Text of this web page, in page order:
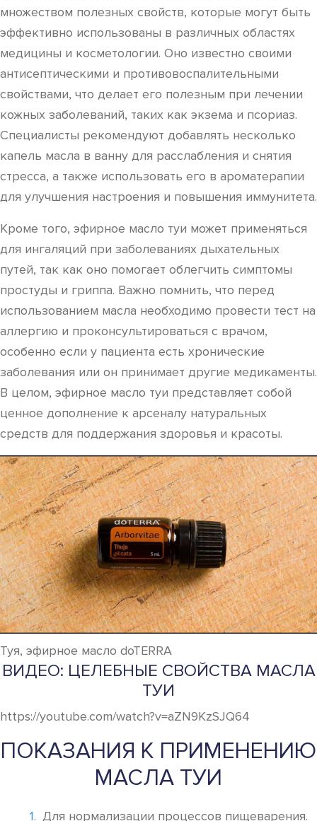
множеством полезных свойств, которые могут быть
эффективно использованы в различных областях
медицины и косметологии. Оно известно своими
антисептическими и противовоспалительными
свойствами, что делает его полезным при лечении
кожных заболеваний, таких как экзема и псориаз.
Специалисты рекомендуют добавлять несколько
капель масла в ванну для расслабления и снятия
стресса, а также использовать его в ароматерапии
для улучшения настроения и повышения иммунитета.
Кроме того, эфирное масло туи может применяться
для ингаляций при заболеваниях дыхательных
путей, так как оно помогает облегчить симптомы
простуды и гриппа. Важно помнить, что перед
использованием масла необходимо провести тест на
аллергию и проконсультироваться с врачом,
особенно если у пациента есть хронические
заболевания или он принимает другие медикаменты.
В целом, эфирное масло туи представляет собой
ценное дополнение к арсеналу натуральных
средств для поддержания здоровья и красоты.
Туя, эфирное масло doTERRA
ВИДЕО: ЦЕЛЕБНЫЕ СВОЙСТВА МАСЛА
ТУИ
https://youtube.com/watch?v=aZN9KzSJQ64
ПОКАЗАНИЯ К ПРИМЕНЕНИЮ
МАСЛА ТУИ
Для нормализации процессов пищеварения.